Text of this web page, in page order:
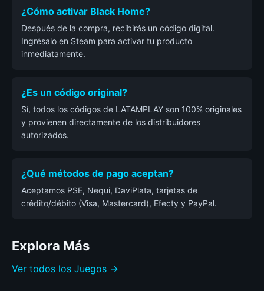
¿Cómo activar Black Home?
Después de la compra, recibirás un código digital.
Ingrésalo en Steam para activar tu producto
inmediatamente.
¿Es un código original?
Sí, todos los códigos de LATAMPLAY son 100% originales
y provienen directamente de los distribuidores
autorizados.
¿Qué métodos de pago aceptan?
Aceptamos PSE, Nequi, DaviPlata, tarjetas de
crédito/débito (Visa, Mastercard), Efecty y PayPal.
Explora Más
Ver todos los Juegos →